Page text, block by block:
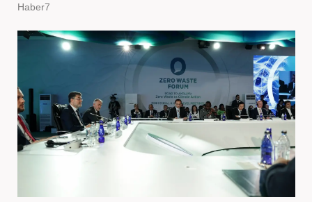
Haber7